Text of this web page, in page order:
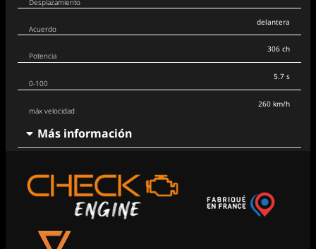
Desplazamiento
Acuerdo
delantera
Potencia
0-100
máx velocidad
306 ch
5.7 s
260 km/h
Más información